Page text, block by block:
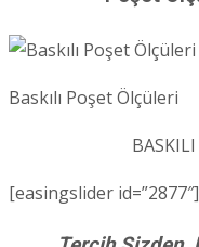
Baskılı Poşet Ölçüleri
[easingslider id=”2877″]